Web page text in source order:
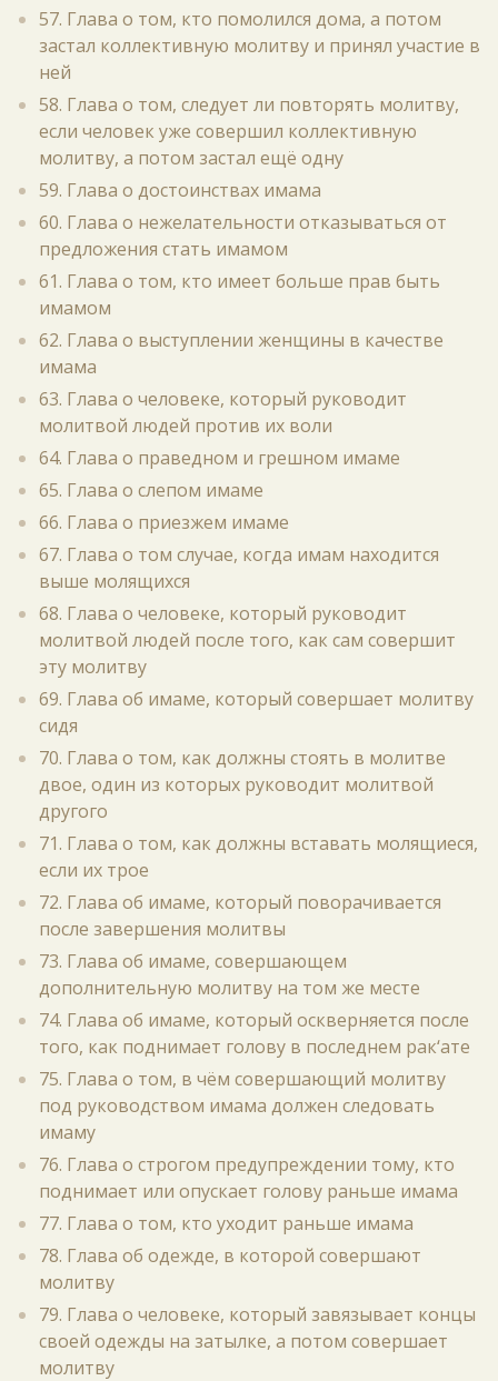
57. Глава о том, кто помолился дома, а потом
застал коллективную молитву и принял участие в
ней
58. Глава о том, следует ли повторять молитву,
если человек уже совершил коллективную
молитву, а потом застал ещё одну
59. Глава о достоинствах имама
60. Глава о нежелательности отказываться от
предложения стать имамом
61. Глава о том, кто имеет больше прав быть
имамом
62. Глава о выступлении женщины в качестве
имама
63. Глава о человеке, который руководит
молитвой людей против их воли
64. Глава о праведном и грешном имаме
65. Глава о слепом имаме
66. Глава о приезжем имаме
67. Глава о том случае, когда имам находится
выше молящихся
68. Глава о человеке, который руководит
молитвой людей после того, как сам совершит
эту молитву
69. Глава об имаме, который совершает молитву
сидя
70. Глава о том, как должны стоять в молитве
двое, один из которых руководит молитвой
другого
71. Глава о том, как должны вставать молящиеся,
если их трое
72. Глава об имаме, который поворачивается
после завершения молитвы
73. Глава об имаме, совершающем
дополнительную молитву на том же месте
74. Глава об имаме, который оскверняется после
того, как поднимает голову в последнем рак‘ате
75. Глава о том, в чём совершающий молитву
под руководством имама должен следовать
имаму
76. Глава о строгом предупреждении тому, кто
поднимает или опускает голову раньше имама
77. Глава о том, кто уходит раньше имама
78. Глава об одежде, в которой совершают
молитву
79. Глава о человеке, который завязывает концы
своей одежды на затылке, а потом совершает
молитву